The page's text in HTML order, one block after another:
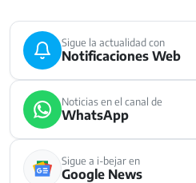
Sigue la actualidad con
Notificaciones Web
Noticias en el canal de
WhatsApp
Sigue a i-bejar en
Google News